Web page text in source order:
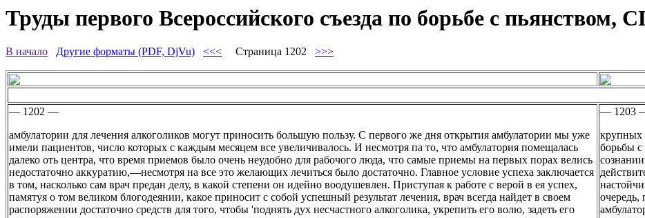
Труды первого Всероссийского съезда по борьбе с пьянством,
В начало Другие форматы (PDF, DjVu) <<< Страница 1202 >>>
— 1202 —
амбулатории для лечения алкоголиков могут приносить большую пользу. С первого же дня открытия амбулатории мы уже
имели пациентов, число которых с каждым месяцем все увеличивалось. И несмотря па то, что амбулатория помещалась
далеко оть центра, что время приемов было очень неудобно для рабочого люда, что самые приемы на первых порах велись
недостаточно аккуратию,—несмотря на все это желающих лечиться было достаточно. Главное условие успеха заключается
в том, насколько сам врач предан делу, в какой степени он идейно воодушевлен. Приступая к работе с верой в ея успех,
памятуя о том великом блогодеянии, какое приносит с собой успешный результат лечения, врач всегда найдет в своем
распоряжении достаточно средств для того, чтобы 'поднять дух несчастного алкоголика, укрепить его волю, задеть его
— 1203
крупных
борьбы
очередь,